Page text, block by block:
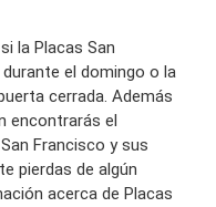
la Placas San
el domingo o la
cerrada. Además
encontrarás el
Francisco y sus
pierdas de algún
acerca de Placas